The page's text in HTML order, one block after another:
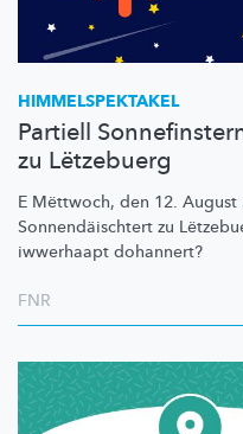
HIMMELSPEKTAKEL
Partiell
zu Lëtzebuerg
E Mëttwoch, den 12.
Sonnendäischtert zu
iwwerhaapt dohannert?
FNR